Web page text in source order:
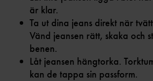
är klar.
Ta ut dina jeans direkt när
Vänd jeansen rätt, skaka och
benen.
Låt jeansen hängtorka.
kan de tappa sin passform.